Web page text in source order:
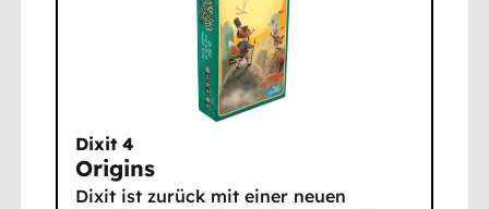
Dixit 4
Origins
Dixit ist zurück mit einer neuen